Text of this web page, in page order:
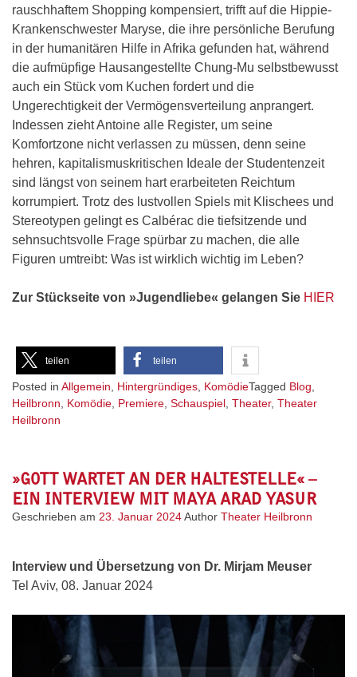
rauschhaftem Shopping kompensiert, trifft auf die Hippie-
Krankenschwester Maryse, die ihre persönliche Berufung
in der humanitären Hilfe in Afrika gefunden hat, während
die aufmüpfige Hausangestellte Chung-Mu selbstbewusst
auch ein Stück vom Kuchen fordert und die
Ungerechtigkeit der Vermögensverteilung anprangert.
Indessen zieht Antoine alle Register, um seine
Komfortzone nicht verlassen zu müssen, denn seine
hehren, kapitalismuskritischen Ideale der Studentenzeit
sind längst von seinem hart erarbeiteten Reichtum
korrumpiert. Trotz des lustvollen Spiels mit Klischees und
Stereotypen gelingt es Calbérac die tiefsitzende und
sehnsuchtsvolle Frage spürbar zu machen, die alle
Figuren umtreibt: Was ist wirklich wichtig im Leben?
Zur Stückseite von »Jugendliebe« gelangen Sie HIER
teilen teilen
Posted in Allgemein, Hintergründiges, KomödieTagged Blog,
Heilbronn, Komödie, Premiere, Schauspiel, Theater, Theater
Heilbronn
»GOTT WARTET AN DER HALTESTELLE« –
EIN INTERVIEW MIT MAYA ARAD YASUR
Geschrieben am 23. Januar 2024Author Theater Heilbronn
Interview und Übersetzung von Dr. Mirjam Meuser
Tel Aviv, 08. Januar 2024